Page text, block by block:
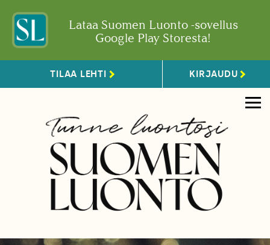
Lataa Suomen Luonto -sovellus
Google Play Storesta!
TILAA LEHTI KIRJAUDU